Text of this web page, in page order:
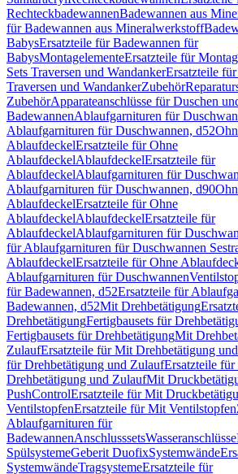
RechteckbadewannenBadewannen aus
für Badewannen aus Mineralwerkstoff
BabysErsatzteile für Badewannen für
BabysMontagelementeErsatzteile für
Sets Traversen und WandankerErsatzteile
Traversen und WandankerZubehör
ZubehörApparateanschlüsse für Duschen
BadewannenAblaufgarnituren für
Ablaufgarnituren für Duschwannen, d52
AblaufdeckelErsatzteile für Ohne
AblaufdeckelAblaufdeckelErsatzteile für
AblaufdeckelAblaufgarnituren für
Ablaufgarnituren für Duschwannen, d90
AblaufdeckelErsatzteile für Ohne
AblaufdeckelAblaufdeckelErsatzteile für
AblaufdeckelAblaufgarnituren für
für Ablaufgarnituren für Duschwannen
AblaufdeckelErsatzteile für Ohne
Ablaufgarnituren für Duschwannen
für Badewannen, d52Ersatzteile für
Badewannen, d52Mit Drehbetätigung
DrehbetätigungFertigbausets für
Fertigbausets für DrehbetätigungMit
ZulaufErsatzteile für Mit Drehbetätigung
für Drehbetätigung und ZulaufErsatzteile für
Drehbetätigung und ZulaufMit
PushControlErsatzteile für Mit
VentilstopfenErsatzteile für Mit Ventilstopfen
Ablaufgarnituren für
BadewannenAnschlusssetsWasseranschlüsse
SpülsystemeGeberit DuofixSystemwände
SystemwändeTragsystemeErsatzteile für